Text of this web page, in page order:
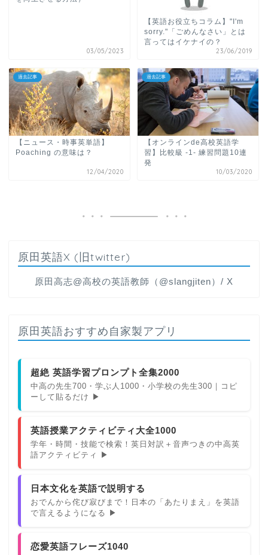
03/05/2023
【英語お役立ちコラム】"I'm
sorry."「ごめんなさい」とは
言ってはイケナイの？
23/06/2019
過去記事
【ニュース・時事英単語】
Poaching の意味は？
12/04/2020
過去記事
【オンラインde高校英語学
習】比較級 -1- 練習問題10連
発
10/03/2020
原田英語X (旧twitter)
原田高志@高校の英語教師（@slangjiten）/ X
原田英語おすすめ自家製アプリ
超絶 英語学習プロンプト全集2000
中高の先生700・学ぶ人1000・小学校の先生300｜コピ
ーして貼るだけ ▶
英語授業アクティビティ大全1000
学年・時間・技能で検索！英日対訳＋音声つきの中高英
語アクティビティ ▶
日本文化を英語で説明する
おでんから侘び寂びまで！日本の「あたりまえ」を英語
で言えるようになる ▶
恋愛英語フレーズ1040